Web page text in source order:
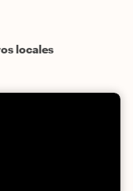
locales